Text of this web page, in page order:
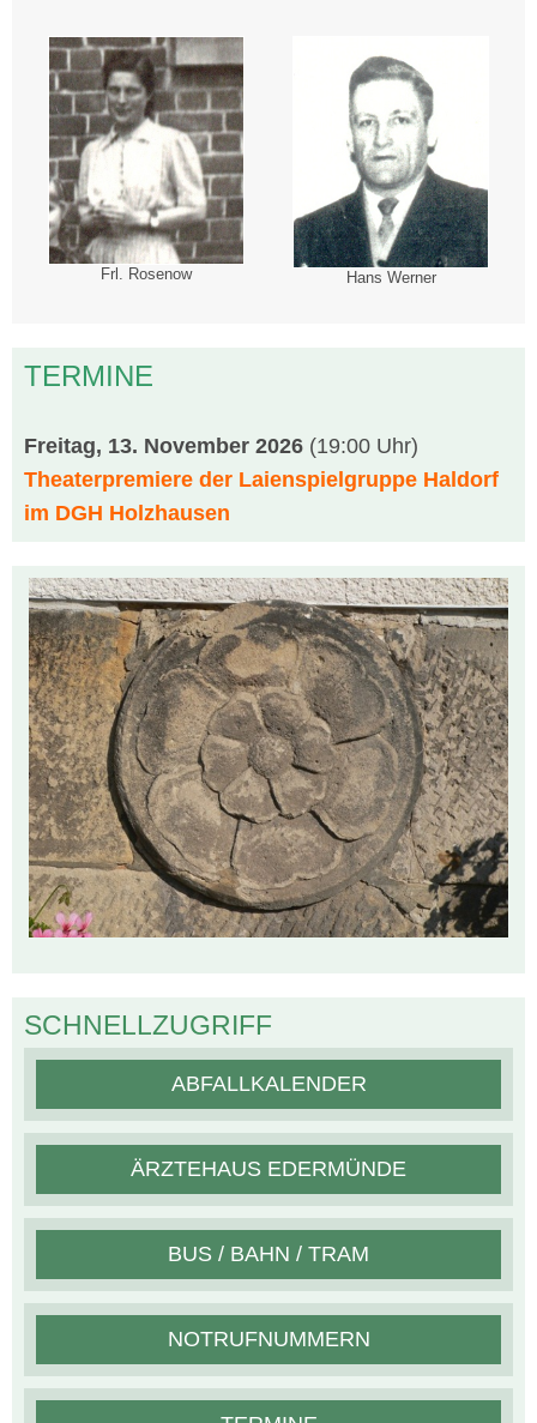
Frl. Rosenow Hans Werner
TERMINE
Freitag, 13. November 2026 (19:00 Uhr)
Theaterpremiere der Laienspielgruppe Haldorf
im DGH Holzhausen
SCHNELLZUGRIFF
ABFALLKALENDER
ÄRZTEHAUS EDERMÜNDE
BUS / BAHN / TRAM
NOTRUFNUMMERN